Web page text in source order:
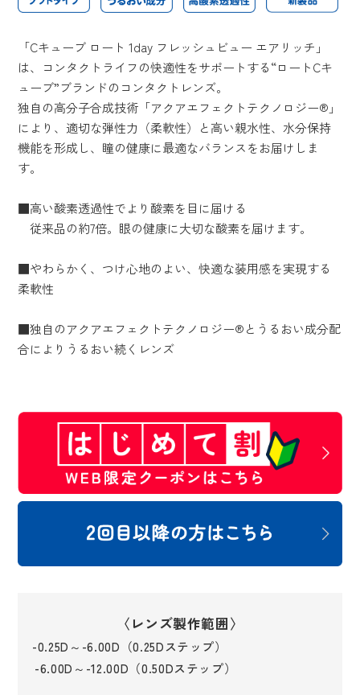
「Cキューブ ロート 1day フレッシュビュー エアリッチ」
は、コンタクトライフの快適性をサポートする“ロートCキ
ューブ”ブランドのコンタクトレンズ。
独自の高分子合成技術「アクアエフェクトテクノロジー®」
により、適切な弾性力（柔軟性）と高い親水性、水分保持
機能を形成し、瞳の健康に最適なバランスをお届けしま
す。
■高い酸素透過性でより酸素を目に届ける
従来品の約7倍。眼の健康に大切な酸素を届けます。
■やわらかく、つけ心地のよい、快適な装用感を実現する
柔軟性
■独自のアクアエフェクトテクノロジー®とうるおい成分配
合によりうるおい続くレンズ
〈レンズ製作範囲〉
-0.25D～-6.00D（0.25Dステップ）
-6.00D～-12.00D（0.50Dステップ）